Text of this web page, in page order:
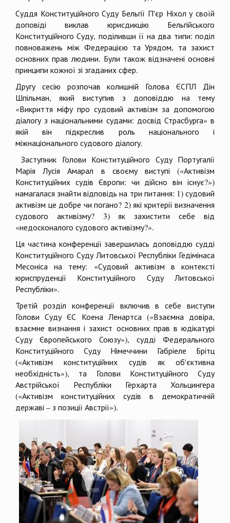
Суддя Конституційного Суду Бельгії П'єр Ніхол у своїй
доповіді виклав юрисдикцію Бельгійського
Конституційного Суду, поділивши її на два типи: поділ
повноважень між Федерацією та Урядом, та захист
основних прав людини. Були також відзначені основні
принципи кожної зі згаданих сфер.
Другу сесію розпочав колишній Голова ЄСПЛ Дін
Шпільман, який виступив з доповіддю на тему
«Викриття міфу про судовий активізм за допомогою
діалогу з національними судами: досвід Страсбурга» в
якій він підкреслив роль національного і
міжнаціонального судового діалогу.
Заступник Голови Конституційного Суду Португалії
Марія Лусія Амарал в своєму виступі («Активізм
Конституційних судів Європи: чи дійсно він існує?»)
намагалася знайти відповідь на три питання: 1) судовий
активізм це добре чи погано? 2) які критерії визначення
судового активізму? 3) як захистити себе від
«недосконалого судового активізму?».
Ця частина конференції завершилась доповіддю судді
Конституційного Суду Литовської Республіки Гедімінаса
Месоніса на тему: «Судовий активізм в контексті
юриспруденції Конституційного Суду Литовської
Республіки».
Третій розділ конференції включив в себе виступи
Голови Суду ЄС Коена Ленартса («Взаємна довіра,
взаємне визнання і захист основних прав в юдікатурі
Суду Європейського Союзу»), судді Федерального
Конституційного Суду Німеччини Габріеле Брітц
(«Активізм конституційних судів як об'єктивна
необхідність»), та Голови Конституційного Суду
Австрійської Республіки Герхарта Хольцингера
(«Активізм конституційних судів в демократичній
державі – з позиції Австрії»).